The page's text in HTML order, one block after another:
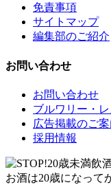
免責事項
サイトマップ
編集部のご紹介
お問い合わせ
お問い合わせ
ブルワリー・
広告掲載のご
採用情報
お酒は20歳になって